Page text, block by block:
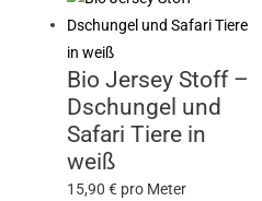
Bio Jersey Stoff –
Dschungel und
Safari Tiere in
weiß
15,90€ pro Meter